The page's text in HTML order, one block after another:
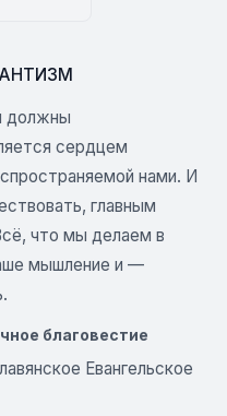
должны
сердцем
нами. И
главным
что мы делаем в
мышление и —
благовестие
Евангельское